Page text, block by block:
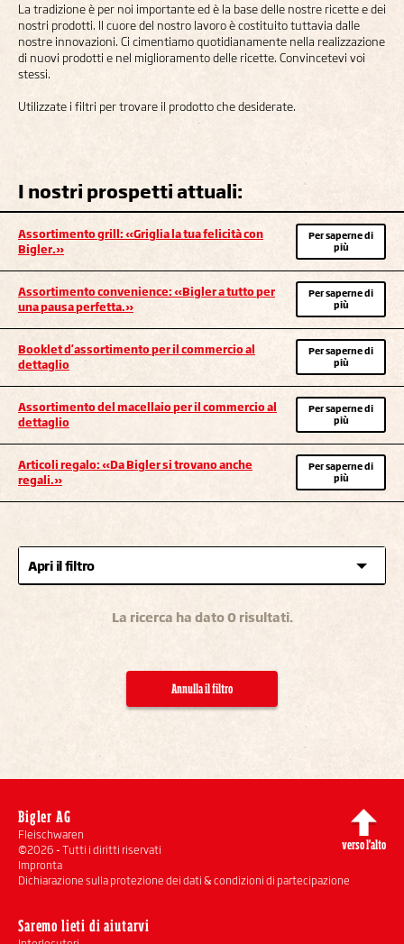
La tradizione è per noi importante ed è la base delle nostre ricette e dei
nostri prodotti. Il cuore del nostro lavoro è costituito tuttavia dalle
nostre innovazioni. Ci cimentiamo quotidianamente nella realizzazione
di nuovi prodotti e nel miglioramento delle ricette. Convincetevi voi
stessi.
Utilizzate i filtri per trovare il prodotto che desiderate.
I nostri prospetti attuali:
Assortimento grill: «Griglia la tua felicità con
Bigler.»
Per saperne di
più
Assortimento convenience: «Bigler a tutto per
una pausa perfetta.»
Per saperne di
più
Booklet d'assortimento per il commercio al
dettaglio
Per saperne di
più
Assortimento del macellaio per il commercio al
dettaglio
Per saperne di
più
Articoli regalo: «Da Bigler si trovano anche
regali.»
Per saperne di
più
Apri il filtro
La ricerca ha dato 0 risultati.
Annulla il filtro
verso l'alto
Bigler AG
Fleischwaren
©2026 - Tutti i diritti riservati
Impronta
Dichiarazione sulla protezione dei dati & condizioni di partecipazione
Saremo lieti di aiutarvi